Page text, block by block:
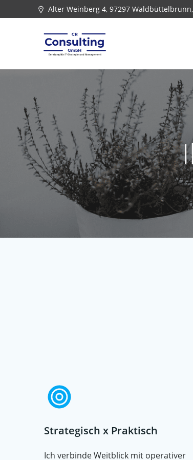
Inhalt
Alter Weinberg 4, 97297
Strategisch x Praktisch
Ich verbinde Weitblick mit operativer